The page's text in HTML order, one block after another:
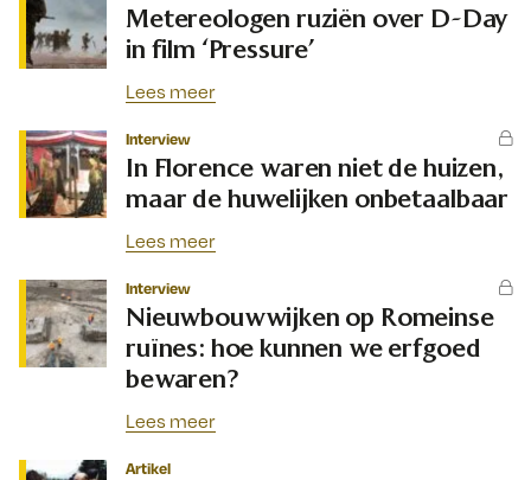
Metereologen ruziën over D-Day
in film ‘Pressure’
Lees meer
Interview
In Florence waren niet de huizen,
maar de huwelijken onbetaalbaar
Lees meer
Interview
Nieuwbouwwijken op Romeinse
ruïnes: hoe kunnen we erfgoed
bewaren?
Lees meer
Artikel